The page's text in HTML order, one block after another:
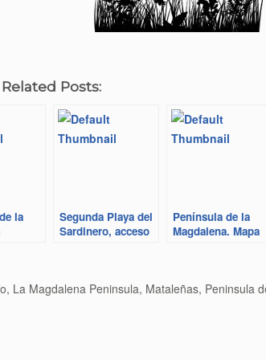
Posts:
la
Segunda Playa del
Sardinero, acceso
Península de la
Magdalena. Mapa
, La Magdalena Peninsula, Mataleñas, Peninsula